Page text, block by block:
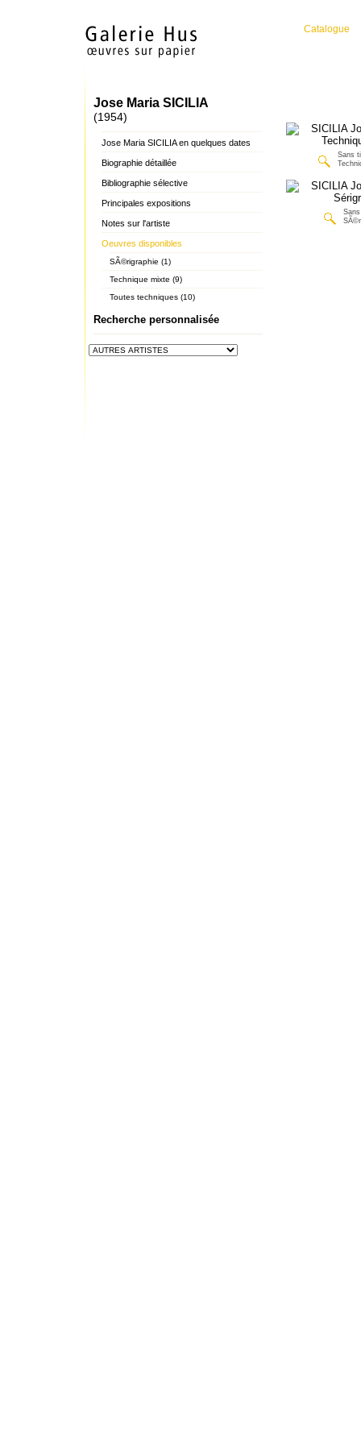
Catalogue
Jose Maria SICILIA
(1954)
Jose Maria SICILIA en quelques dates
Biographie détaillée
Bibliographie sélective
Principales expositions
Notes sur l'artiste
Oeuvres disponibles
SÃ©rigraphie (1)
Technique mixte (9)
Toutes techniques (10)
Recherche personnalisée
Sans